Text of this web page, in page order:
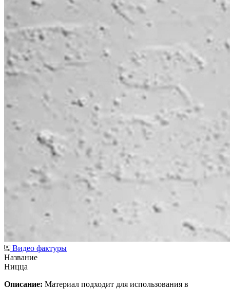
Видео фактуры
Название
Ницца
Описание: Материал подходит для использования в